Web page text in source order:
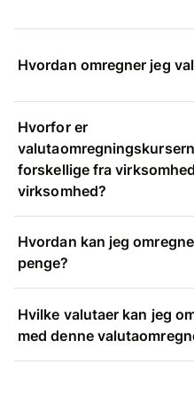
Hvordan omregner jeg
Hvorfor er
forskellige fra
virksomhed?
Hvordan kan jeg
penge?
Hvilke valutaer kan jeg
med denne